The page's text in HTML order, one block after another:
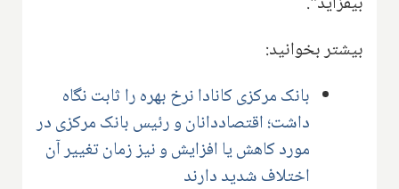
بیشتر بخوانید:
بانک مرکزی کانادا نرخ بهره را ثابت نگاه
داشت؛ اقتصاددانان و رئیس بانک مرکزی در
مورد کاهش یا افزایش و نیز زمان تغییر آن
اختلاف شدید دارند